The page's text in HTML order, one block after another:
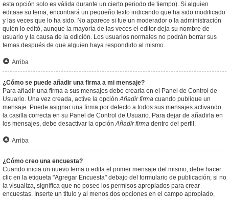
esta opción solo es válida durante un cierto periodo de tiempo). Si alguien
editase su tema, encontrará un pequeño texto indicando que ha sido modificado
y las veces que lo ha sido. No aparece si fue un moderador o la administración
quién lo editó, aunque la mayoría de las veces el editor deja su nombre de
usuario y la causa de la edición. Los usuarios normales no podrán borrar sus
temas después de que alguien haya respondido al mismo.
Arriba
¿Cómo se puede añadir una firma a mi mensaje?
Para añadir una firma a sus mensajes debe crearla en el Panel de Control de
Usuario. Una vez creada, active la opciónAñadir firma cuando publique un
mensaje. Puede asignar una firma por defecto a todos sus mensajes activando
la casilla correcta en su Panel de Control de Usuario. Para dejar de añadirla en
los mensajes, debe desactivar la opciónAñadir firma dentro del perfil.
Arriba
¿Cómo creo una encuesta?
Cuando inicia un nuevo tema o edita el primer mensaje del mismo, debe hacer
clic en la etiqueta "Agregar Encuesta" debajo del formulario de publicación; si no
la visualiza, significa que no posee los permisos apropiados para crear
encuestas. Inserte un título y al menos dos opciones en el campo apropiado,